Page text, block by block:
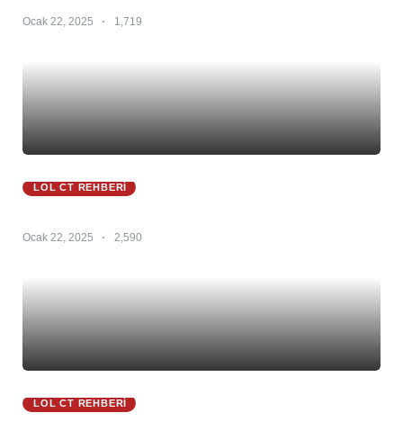
Ocak 22, 2025 1,719
LOL CT REHBERI
Ocak 22, 2025 2,590
LOL CT REHBERI